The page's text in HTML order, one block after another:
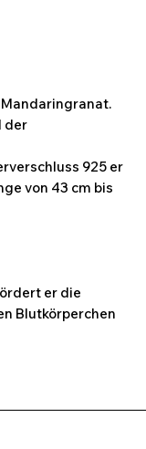
der
925 er
von 43 cm bis
er die
Blutkörperchen